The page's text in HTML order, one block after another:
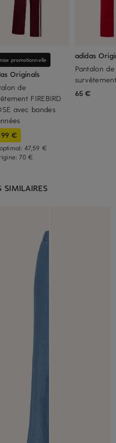
promotionnelle
Originals
de
FIREBIRD
avec bandes
€
47,59 €
70 €
adidas
Pantalon de
65 €
SIMILAIRES